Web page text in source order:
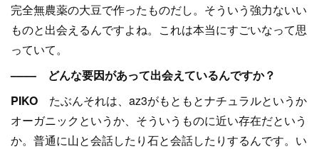
完全無農薬の大豆で作ったものだし。そういう強力ないい
ものと出会えるんですよね。これは本当にすごいなって思
っていて。
–––– どんな要因があって出会えているんですか？
PIKO たぶんそれは、az3がもともとナチュラルというか
オーガニックというか、そういうものに近い存在だという
か。普通に山と会話したり石と会話したりするんです。い